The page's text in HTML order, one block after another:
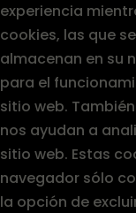
experiencia
cookies, las que
almacenan en su
para el
sitio web.
nos ayudan a
sitio web. Estas
navegador sólo
la opción de